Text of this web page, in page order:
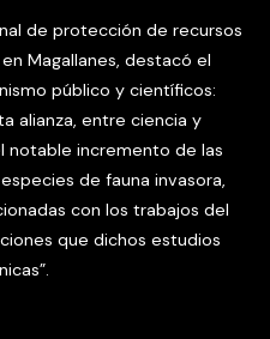
de protección de recursos
Magallanes, destacó el
público y científicos:
alianza, entre ciencia y
notable incremento de las
de fauna invasora,
con los trabajos del
que dichos estudios